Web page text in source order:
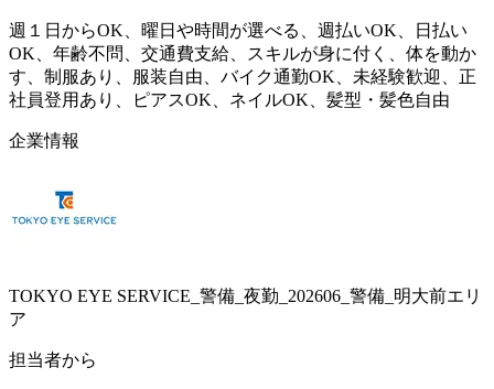
週１日からOK、曜日や時間が選べる、週払いOK、日払い
OK、年齢不問、交通費支給、スキルが身に付く、体を動か
す、制服あり、服装自由、バイク通勤OK、未経験歓迎、正
社員登用あり、ピアスOK、ネイルOK、髪型・髪色自由
企業情報
TOKYO EYE SERVICE_警備_夜勤_202606_警備_明大前エリ
ア
担当者から